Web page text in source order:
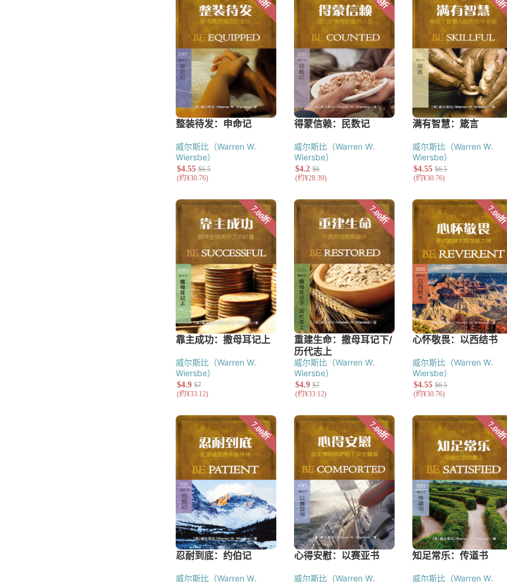
威尔斯比（Warren W.
Wiersbe）
威尔斯比（Warren W.
Wiersbe）
威尔斯比（Warren W.
Wiersbe）
威尔斯比（Warren W.
Wiersbe）
威尔斯比（Warren W.
Wiersbe）
威尔斯比（Warren W.
Wiersbe）
威尔斯比（Warren W. 威尔斯比（Warren W. 威尔斯比（Warren W.